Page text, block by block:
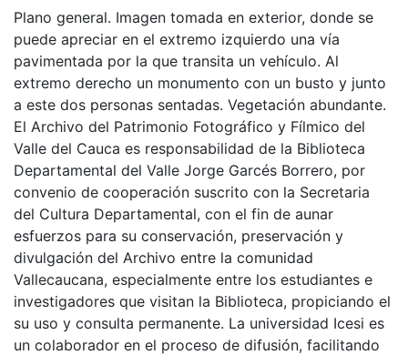
Plano general. Imagen tomada en exterior, donde se
puede apreciar en el extremo izquierdo una vía
pavimentada por la que transita un vehículo. Al
extremo derecho un monumento con un busto y junto
a este dos personas sentadas. Vegetación abundante.
El Archivo del Patrimonio Fotográfico y Fílmico del
Valle del Cauca es responsabilidad de la Biblioteca
Departamental del Valle Jorge Garcés Borrero, por
convenio de cooperación suscrito con la Secretaria
del Cultura Departamental, con el fin de aunar
esfuerzos para su conservación, preservación y
divulgación del Archivo entre la comunidad
Vallecaucana, especialmente entre los estudiantes e
investigadores que visitan la Biblioteca, propiciando el
su uso y consulta permanente. La universidad Icesi es
un colaborador en el proceso de difusión, facilitando